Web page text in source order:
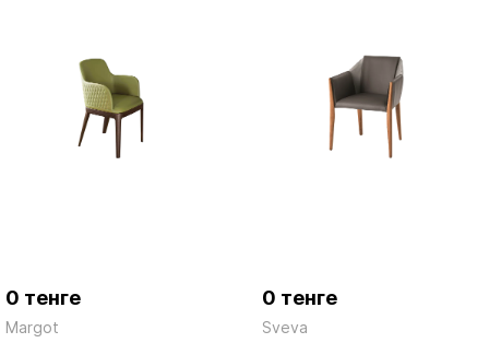
0 тенге
Margot
0 тенге
Sveva